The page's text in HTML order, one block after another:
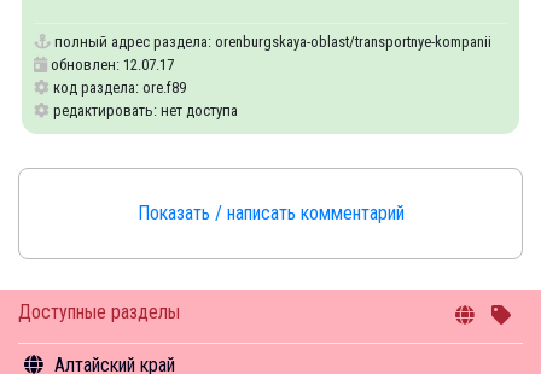
Доступные разделы
Алтайский край
полный адрес раздела: orenburgskaya-oblast/transportnye-kompanii
обновлен: 12.07.17
код раздела: ore.f89
редактировать: нет доступа
Показать / написать комментарий